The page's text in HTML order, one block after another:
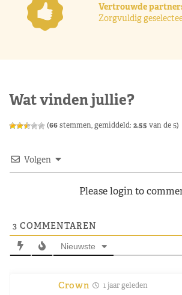
Vertrouwde
Zorgvuldig
Wat vinden jullie?
(66stemmen, gemiddeld: 2,55 van de 5)
Volgen
Please login to
3 COMMENTAREN
Nieuwste
Crown 1 jaar geleden